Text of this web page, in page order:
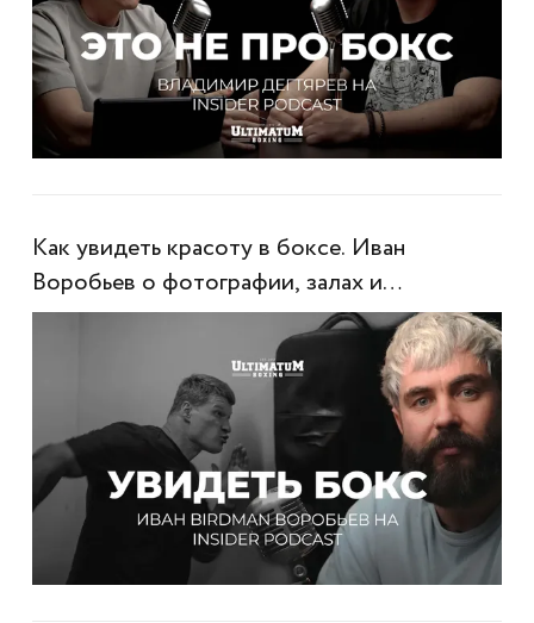
Как увидеть красоту в боксе. Иван
Воробьев о фотографии, залах и
настоящем контенте